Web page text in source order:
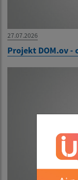
27.07.2026
Projekt DOM.ov -